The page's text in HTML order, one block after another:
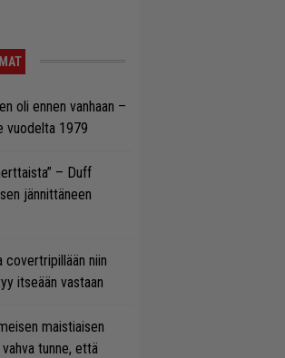
oli ennen vanhaan –
vuodelta 1979
– Duff
jännittäneen
covertripillään niin
itseään vastaan
maistiaisen
vahva tunne, että